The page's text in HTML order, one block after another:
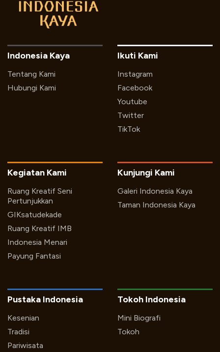
Indonesia Kaya
Tentang Kami
Hubungi Kami
Ikuti Kami
Instagram
Facebook
Youtube
Twitter
TikTok
Kegiatan Kami
Ruang Kreatif Seni
Pertunjukkan
GIKsatudekade
Ruang Kreatif IMB
Indonesia Menari
Payung Fantasi
Kunjungi Kami
Galeri Indonesia Kaya
Taman Indonesia Kaya
Pustaka Indonesia
Kesenian
Tradisi
Pariwisata
Tokoh Indonesia
Mini Biografi
Tokoh